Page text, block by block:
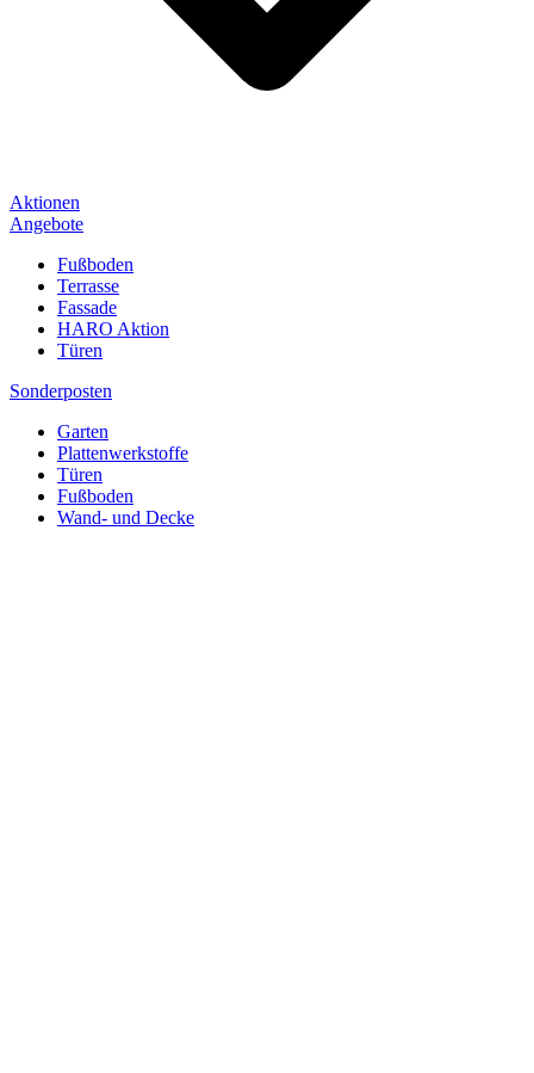
Aktionen
Angebote
Fußboden
Terrasse
Fassade
HARO Aktion
Türen
Sonderposten
Garten
Plattenwerkstoffe
Türen
Fußboden
Wand- und Decke